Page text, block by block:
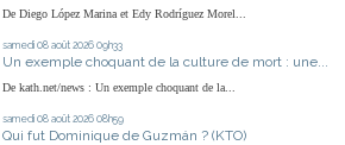
De Diego López Marina et Edy Rodríguez Morel...
samedi 08 août 2026 09h33
Un exemple choquant de la culture de mort : une...
De kath.net/news : Un exemple choquant de la...
samedi 08 août 2026 08h59
Qui fut Dominique de Guzmán ? (KTO)